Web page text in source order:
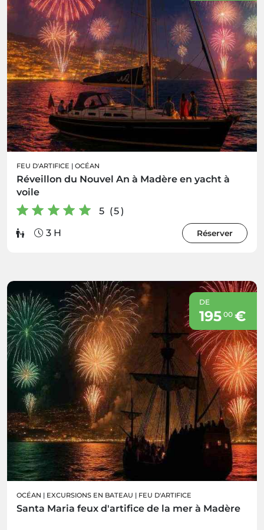
FEU D'ARTIFICE | OCÉAN
Réveillon du Nouvel An à Madère en yacht à
voile
5 (5)
3 H
Réserver
DE
195 00€
OCÉAN | EXCURSIONS EN BATEAU | FEU D'ARTIFICE
Santa Maria feux d'artifice de la mer à Madère